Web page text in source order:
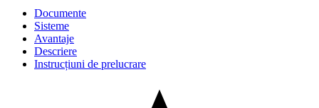
Documente
Sisteme
Avantaje
Descriere
Instrucțiuni de prelucrare